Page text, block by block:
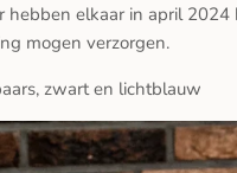
hebben elkaar in april
mogen verzorgen.
zwart en lichtblauw